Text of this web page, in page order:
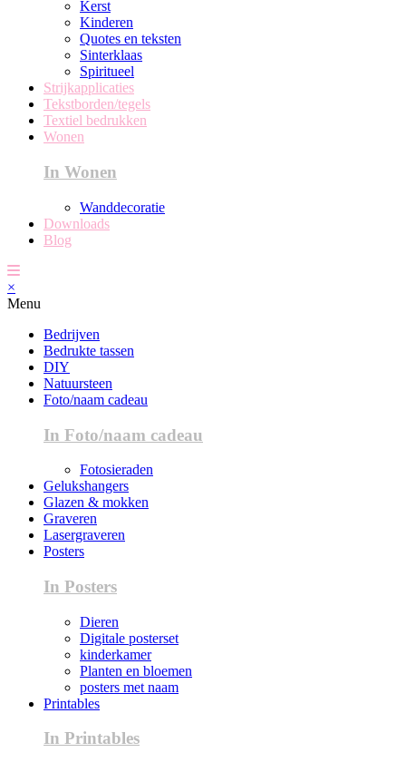
Kerst
Kinderen
Quotes en teksten
Sinterklaas
Spiritueel
Strijkapplicaties
Tekstborden/tegels
Textiel bedrukken
Wonen
In Wonen
Wanddecoratie
Downloads
Blog
×
Menu
Bedrijven
Bedrukte tassen
DIY
Natuursteen
Foto/naam cadeau
In Foto/naam cadeau
Fotosieraden
Gelukshangers
Glazen & mokken
Graveren
Lasergraveren
Posters
In Posters
Dieren
Digitale posterset
kinderkamer
Planten en bloemen
posters met naam
Printables
In Printables